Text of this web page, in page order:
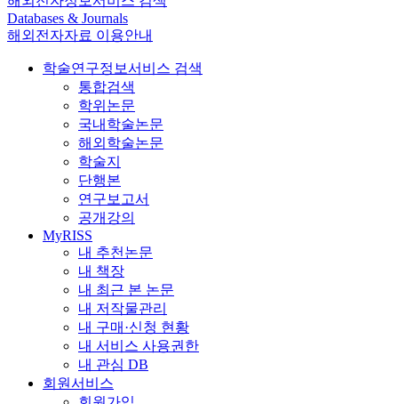
Databases & Journals
해외전자자료 이용안내
학술연구정보서비스 검색
통합검색
학위논문
국내학술논문
해외학술논문
학술지
단행본
연구보고서
공개강의
MyRISS
내 추천논문
내 책장
내 최근 본 논문
내 저작물관리
내 구매·신청 현황
내 서비스 사용권한
내 관심 DB
회원서비스